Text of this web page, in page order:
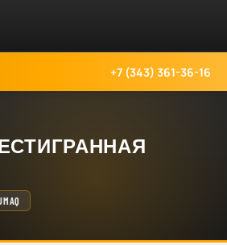
+7 (343) 361-36-16
ШЕСТИГРАННАЯ